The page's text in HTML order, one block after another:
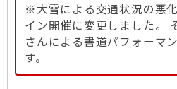
※大雪による交通状況の悪
イン開催に変更しました。
さんによる書道パフォーマ
す。